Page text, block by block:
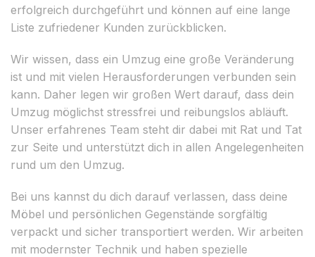
erfolgreich durchgeführt und können auf eine lange
Liste zufriedener Kunden zurückblicken.
Wir wissen, dass ein Umzug eine große Veränderung
ist und mit vielen Herausforderungen verbunden sein
kann. Daher legen wir großen Wert darauf, dass dein
Umzug möglichst stressfrei und reibungslos abläuft.
Unser erfahrenes Team steht dir dabei mit Rat und Tat
zur Seite und unterstützt dich in allen Angelegenheiten
rund um den Umzug.
Bei uns kannst du dich darauf verlassen, dass deine
Möbel und persönlichen Gegenstände sorgfältig
verpackt und sicher transportiert werden. Wir arbeiten
mit modernster Technik und haben spezielle